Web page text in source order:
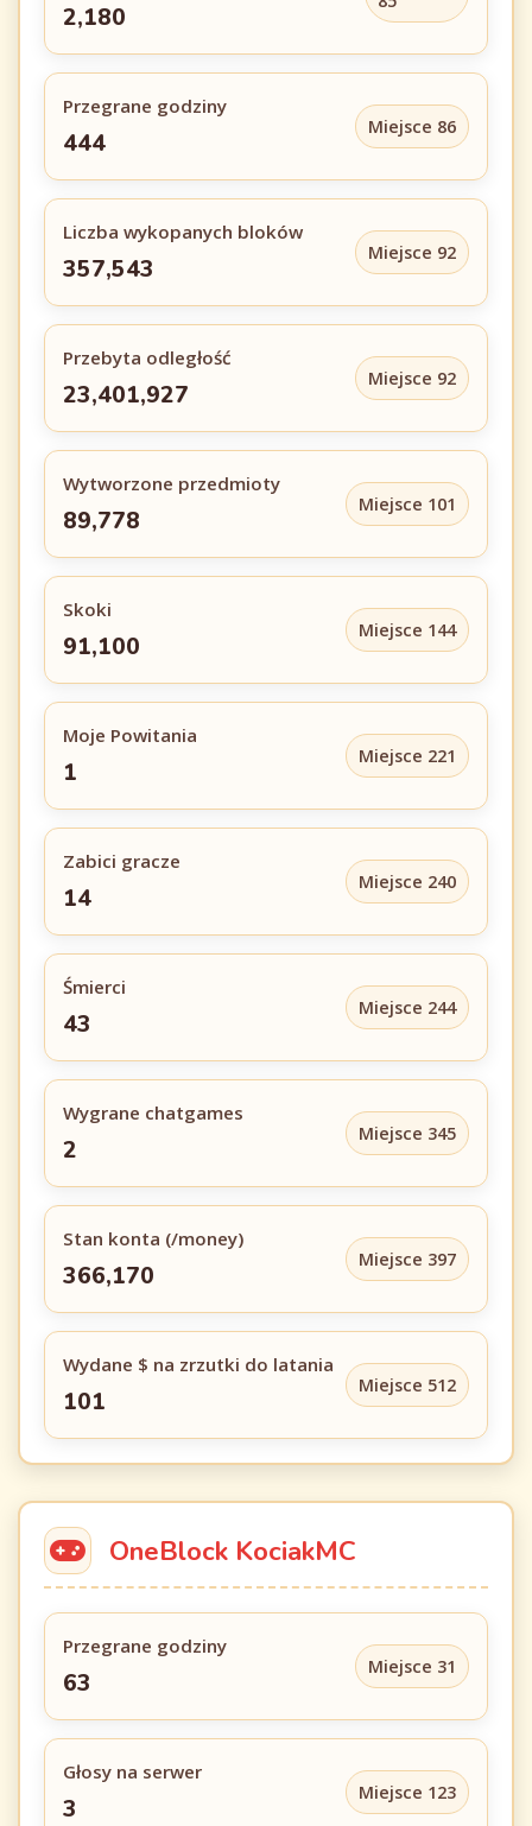
2,180
Przegrane godziny
444
Miejsce 86
Liczba wykopanych bloków
357,543
Miejsce 92
Przebyta odległość
23,401,927
Miejsce 92
Wytworzone przedmioty
89,778
Miejsce 101
Skoki
91,100
Miejsce 144
Moje Powitania
1
Miejsce 221
Zabici gracze
14
Miejsce 240
Śmierci
43
Miejsce 244
Wygrane chatgames
2
Miejsce 345
Stan konta (/money)
366,170
Miejsce 397
Wydane $ na zrzutki do latania
101
Miejsce 512
OneBlock KociakMC
Przegrane godziny
63
Miejsce 31
Głosy na serwer
3
Miejsce 123